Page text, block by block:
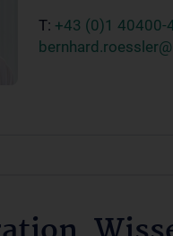
T: +43 (0)1 40400-